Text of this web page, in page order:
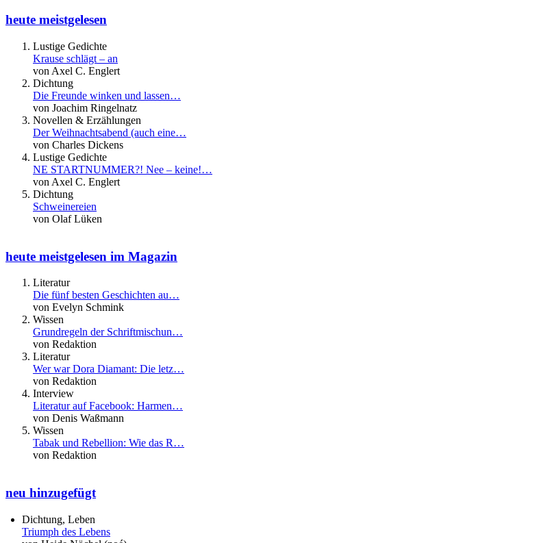
heute meistgelesen
Lustige Gedichte
Krause schlägt – an
von Axel C. Englert
Dichtung
Die Freunde winken und lassen…
von Joachim Ringelnatz
Novellen & Erzählungen
Der Weihnachtsabend (auch eine…
von Charles Dickens
Lustige Gedichte
NE STARTNUMMER?! Nee – keine!…
von Axel C. Englert
Dichtung
Schweinereien
von Olaf Lüken
heute meistgelesen im Magazin
Literatur
Die fünf besten Geschichten au…
von Evelyn Schmink
Wissen
Grundregeln der Schriftmischun…
von Redaktion
Literatur
Wer war Dora Diamant: Die letz…
von Redaktion
Interview
Literatur auf Facebook: Harmen…
von Denis Waßmann
Wissen
Tabak und Rebellion: Wie das R…
von Redaktion
neu hinzugefügt
Dichtung, Leben
Triumph des Lebens